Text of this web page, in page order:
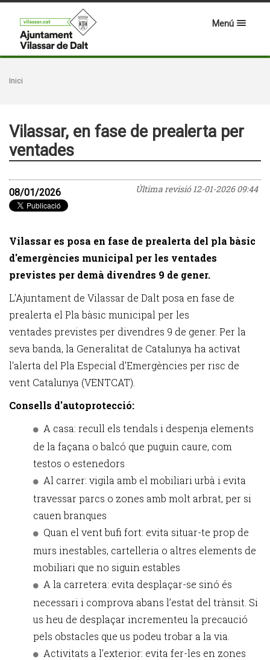
Menú
Inici
Vilassar, en fase de prealerta per
ventades
Última revisió12-01-2026 09:44
08/01/2026
Vilassar es posa en fase de prealerta del pla bàsic
d'emergències municipal per les ventades
previstes per demà divendres 9 de gener.
L'Ajuntament de Vilassar de Dalt posa en fase de
prealerta el Pla bàsic municipal per les
ventades previstes per divendres 9 de gener. Per la
seva banda, la Generalitat de Catalunya ha activat
l'alerta del Pla Especial d'Emergències per risc de
vent Catalunya (VENTCAT).
Consells d'autoprotecció:
A casa: recull els tendals i despenja elements
de la façana o balcó que puguin caure, com
testos o estenedors
Al carrer: vigila amb el mobiliari urbà i evita
travessar parcs o zones amb molt arbrat, per si
cauen branques
Quan el vent bufi fort: evita situar-te prop de
murs inestables, cartelleria o altres elements de
mobiliari que no siguin estables
A la carretera: evita desplaçar-se sinó és
necessari i comprova abans l’estat del trànsit. Si
us heu de desplaçar incrementeu la precaució
pels obstacles que us podeu trobar a la via.
Activitats a l’exterior: evita fer-les en zones